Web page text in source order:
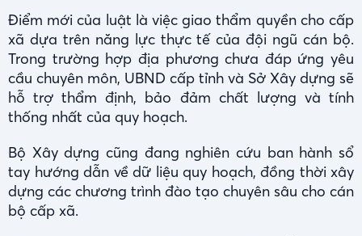
Điểm mới của luật là việc giao thẩm quyền cho cấp
xã dựa trên năng lực thực tế của đội ngũ cán bộ.
Trong trường hợp địa phương chưa đáp ứng yêu
cầu chuyên môn, UBND cấp tỉnh và Sở Xây dựng sẽ
hỗ trợ thẩm định, bảo đảm chất lượng và tính
thống nhất của quy hoạch.
Bộ Xây dựng cũng đang nghiên cứu ban hành sổ
tay hướng dẫn về dữ liệu quy hoạch, đồng thời xây
dựng các chương trình đào tạo chuyên sâu cho cán
bộ cấp xã.